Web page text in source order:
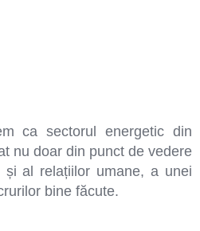
ca sectorul energetic din
nu doar din punct de vedere
al relațiilor umane, a unei
bine făcute.